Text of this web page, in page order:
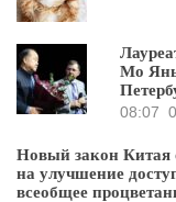
Мо Янь
08:07
Новый закон Китая
на улучшение
всеобщее